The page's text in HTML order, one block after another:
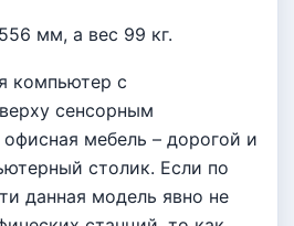
мм, а вес 99 кг.
компьютер с
сенсорным
мебель – дорогой и
столик. Если по
данная модель явно не